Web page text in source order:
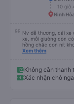
10 giờ
Ninh
Nv dễ thương, cái xe
xe, mỗi giường còn
hồng chắc con nít
cả bàn chải đánh
Xem thêm
Không cần thanh
Xác nhận chỗ